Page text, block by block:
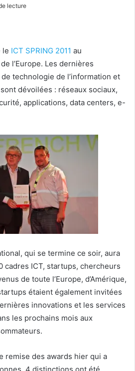
lecture
le ICT SPRING 2011 au
l’Europe. Les dernières
technologie de l’information et
dévoilées : réseaux sociaux,
applications, data centers, e-
qui se termine ce soir, aura
cadres ICT, startups, chercheurs
de toute l’Europe, d’Amérique,
étaient également invitées
innovations et les services
les prochains mois aux
remise des awards hier qui a